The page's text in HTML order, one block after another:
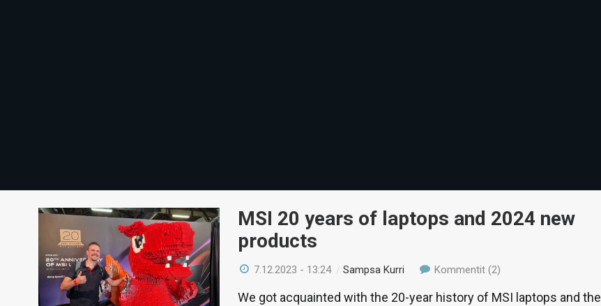
MSI 20 years of laptops and 2024 new
products
7.12.2023 - 13:24 /Sampsa Kurri Kommentit (2)
We got acquainted with the 20-year history of MSI laptops and the